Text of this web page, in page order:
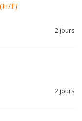
F)
2 jours
2 jours